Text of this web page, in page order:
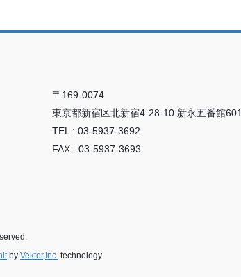
〒169‐0074
東京都新宿区北新宿4-28-10 新永五番館601
TEL : 03-5937-3692
FAX : 03-5937-3693
by Vektor,Inc. technology.